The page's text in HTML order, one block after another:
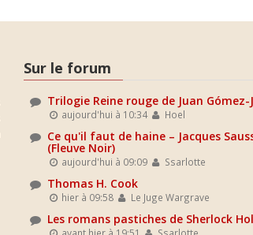
Sur le forum
Trilogie Reine rouge de Juan Gómez-
aujourd'hui à 10:34 Hoel
Ce qu'il faut de haine – Jacques
(Fleuve Noir)
aujourd'hui à 09:09 Ssarlotte
Thomas H. Cook
hier à 09:58 Le Juge Wargrave
Les romans pastiches de Sherlock